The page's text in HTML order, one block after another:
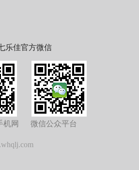
乐佳官方微信
机网 微信公众平台